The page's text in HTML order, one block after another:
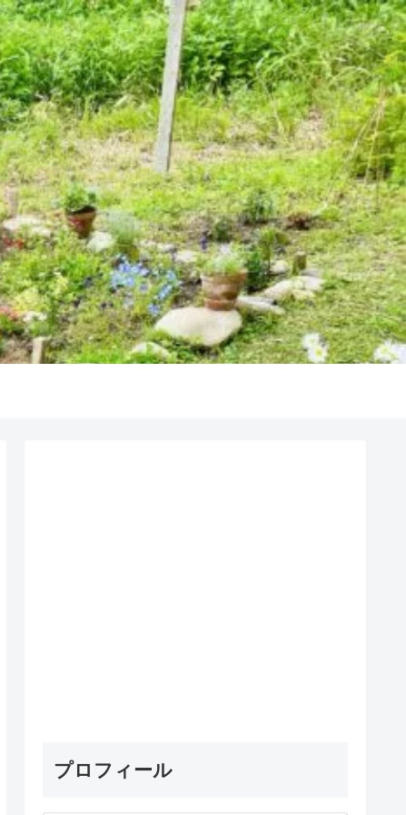
プロフィール